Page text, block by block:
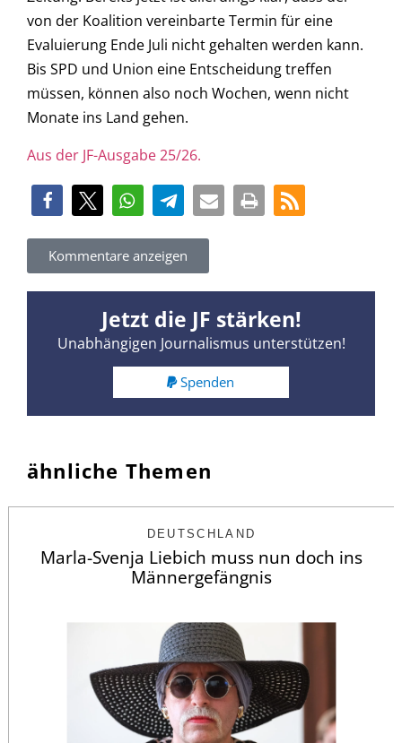
von der Koalition vereinbarte Termin für eine
Evaluierung Ende Juli nicht gehalten werden kann.
Bis SPD und Union eine Entscheidung treffen
müssen, können also noch Wochen, wenn nicht
Monate ins Land gehen.
Aus der JF-Ausgabe 25/26.
Kommentare anzeigen
Jetzt die JF stärken!
Unabhängigen Journalismus unterstützen!
Spenden
ähnliche Themen
DEUTSCHLAND
Marla-Svenja Liebich muss nun doch ins
Männergefängnis